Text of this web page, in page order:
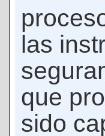
las
que
sido